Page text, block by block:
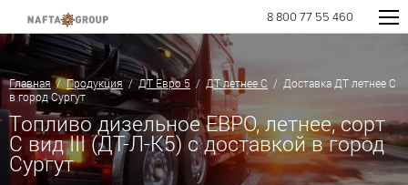
8 800 77 55 460
Главная/Продукция/ДТ Евро 5 / ДТ летнее C / Доставка ДТ летнее C
в город Сургут
Топливо дизельное ЕВРО, летнее, сорт
С вид III (ДТ-Л-К5) с доставкой в город
Сургут